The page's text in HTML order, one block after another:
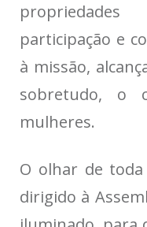
participação e
à missão,
sobretudo, o
mulheres.
O olhar de
dirigido à